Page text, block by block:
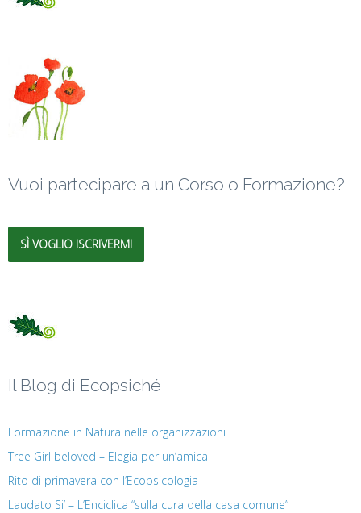
Vuoi partecipare a un Corso o Formazione?
SÌ VOGLIO ISCRIVERMI
Il Blog di Ecopsiché
Formazione in Natura nelle organizzazioni
Tree Girl beloved – Elegia per un’amica
Rito di primavera con l’Ecopsicologia
Laudato Si’ – L’Enciclica “sulla cura della casa comune”